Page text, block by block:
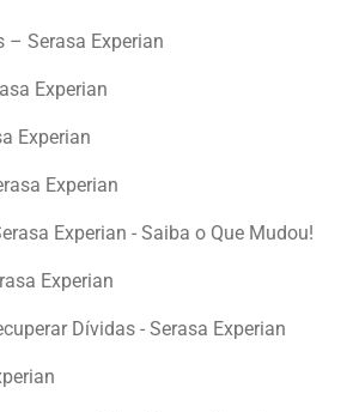
– Serasa Experian
Experian
Experian
Experian
Experian - Saiba o Que Mudou!
Experian
Dívidas - Serasa Experian